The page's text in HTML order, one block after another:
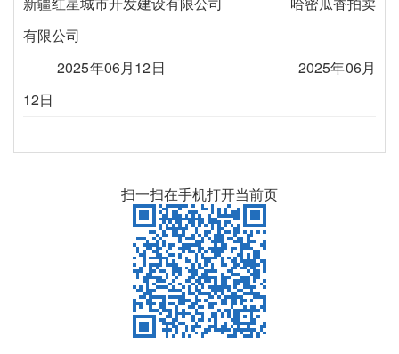
有限公司
2025年06月12日 2025年06月
12日
扫一扫在手机打开当前页